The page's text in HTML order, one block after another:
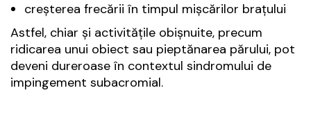
creșterea frecării în timpul mișcărilor brațului
Astfel, chiar și activitățile obișnuite, precum
ridicarea unui obiect sau pieptănarea părului, pot
deveni dureroase în contextul sindromului de
impingement subacromial.